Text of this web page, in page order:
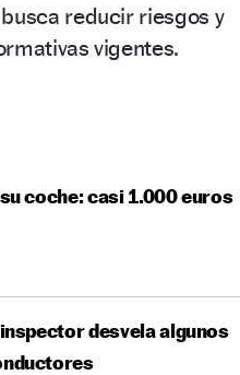
reducir riesgos y
vigentes.
coche: casi 1.000 euros
desvela algunos